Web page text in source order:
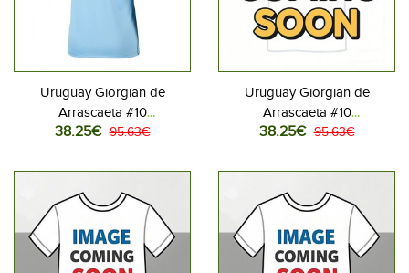
Uruguay Giorgian de
Arrascaeta #10
Jalkapallovaatteet Kotipaita
38.25€ 95.63€
Uruguay Giorgian de
Arrascaeta #10
Jalkapallovaatteet Vieraspaita
38.25€ 95.63€